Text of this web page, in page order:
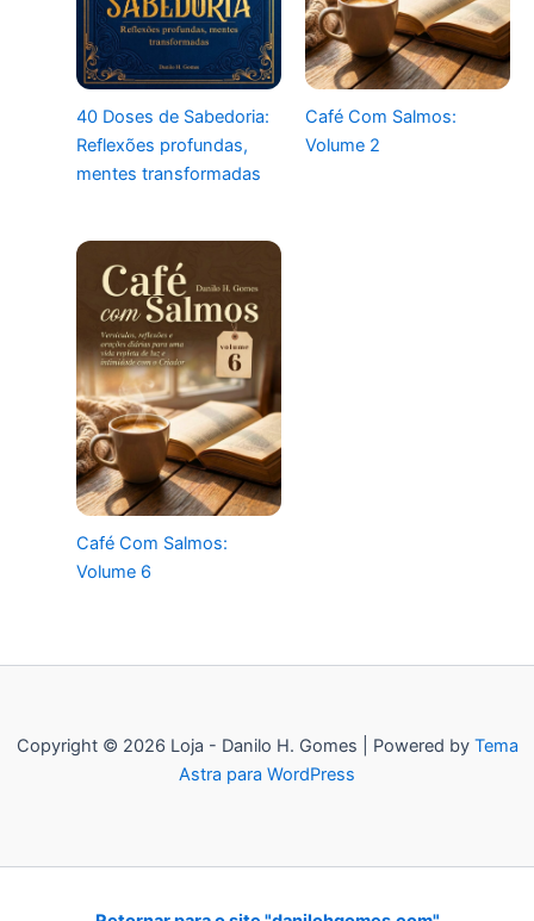
40 Doses de Sabedoria:
Reflexões profundas,
mentes transformadas
Café Com Salmos:
Volume 2
Café Com Salmos:
Volume 6
Copyright © 2026 Loja - Danilo H. Gomes | Powered by Tema
Astra para WordPress